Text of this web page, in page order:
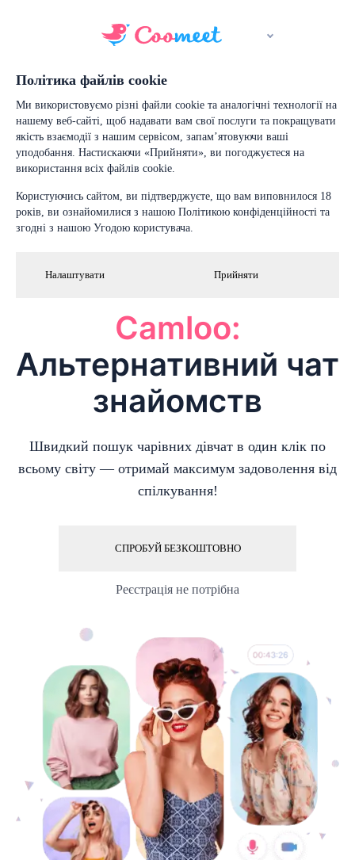
Політика файлів cookie
Ми використовуємо різні файли cookie та аналогічні технології на
нашему веб-сайті, щоб надавати вам свої послуги та покращувати
якість взаємодії з нашим сервісом, запам’ятовуючи ваші
уподобання. Настискаючи «Прийняти», ви погоджуєтеся на
використання всіх файлів cookie.
Користуючись сайтом, ви підтверджуєте, що вам виповнилося 18
років, ви ознайомилися з нашою Політикою конфіденційності та
згодні з нашою Угодою користувача.
Налаштувати Прийняти
Camloo:
Альтернативний чат
знайомств
Швидкий пошук чарівних дівчат в один клік по
всьому світу — отримай максимум задоволення від
спілкування!
СПРОБУЙ БЕЗКОШТОВНО
Реєстрація не потрібна